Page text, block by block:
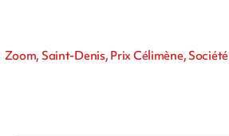
Zoom, Saint-Denis, Prix Célimène, Société